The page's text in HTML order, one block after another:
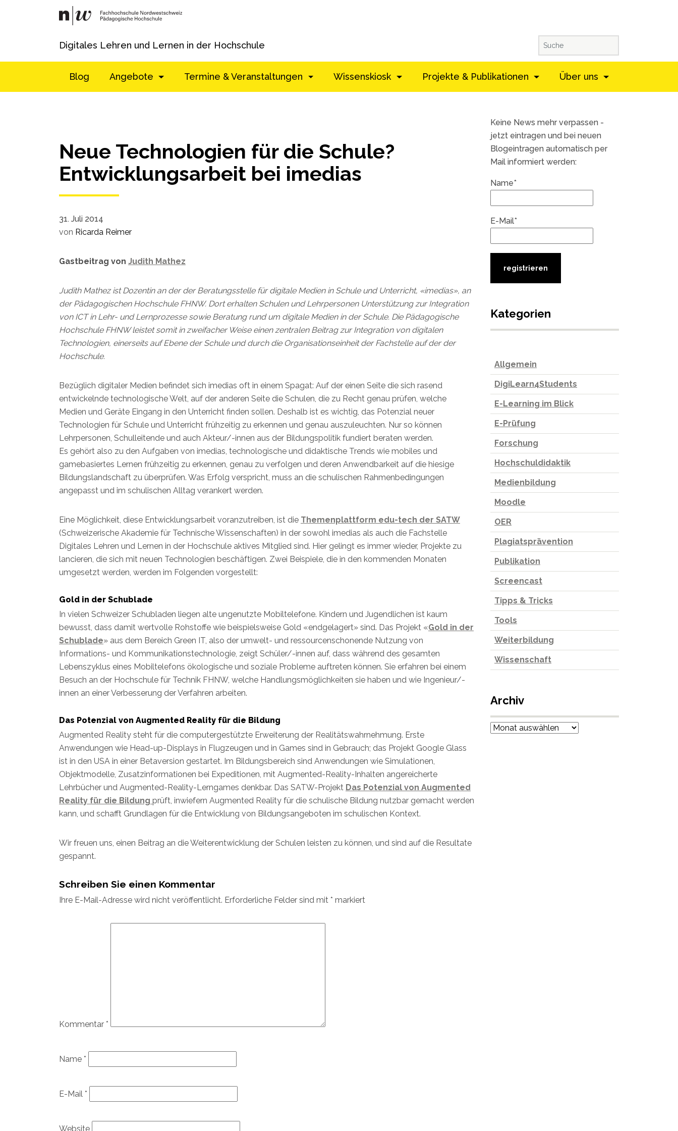
Digitales Lehren und Lernen in der Hochschule
Blog Angebote Termine & Veranstaltungen Wissenskiosk Projekte & Publikationen Über uns
Neue Technologien für die Schule?
Entwicklungsarbeit bei imedias
31. Juli 2014
von Ricarda Reimer
Gastbeitrag von Judith Mathez
Judith Mathez ist Dozentin an der der Beratungsstelle für digitale Medien in Schule und Unterricht, «imedias», an
derPädagogischen Hochschule FHNW. Dort erhalten Schulen und Lehrpersonen Unterstützung zur Integration
von ICT in Lehr- und Lernprozesse sowie Beratung rund um digitale Medien in der Schule. Die Pädagogische
Hochschule FHNW leistet somit in zweifacher Weise einen zentralen Beitrag zur Integration von digitalen
Technologien, einerseits auf Ebene der Schule und durch die Organisationseinheit der Fachstelle auf der der
Hochschule.
Bezüglich digitaler Medien befindet sich imedias oft in einem Spagat: Auf der einen Seite die sich rasend
entwickelnde technologische Welt, auf der anderen Seite die Schulen, die zu Recht genau prüfen, welche
Medien und Geräte Eingang in den Unterricht finden sollen. Deshalb ist es wichtig, das Potenzial neuer
Technologien für Schule und Unterricht frühzeitig zu erkennen und genau auszuleuchten. Nur so können
Lehrpersonen, Schulleitende und auch Akteur/-innen aus der Bildungspolitik fundiert beraten werden.
Es gehört also zu den Aufgaben von imedias, technologische und didaktische Trends wie mobiles und
gamebasiertes Lernen frühzeitig zu erkennen, genau zu verfolgen und deren Anwendbarkeit auf die hiesige
Bildungslandschaft zu überprüfen. Was Erfolg verspricht, muss an die schulischen Rahmenbedingungen
angepasst und im schulischen Alltag verankert werden.
Eine Möglichkeit, diese Entwicklungsarbeit voranzutreiben, ist die Themenplattform edu-tech der SATW
(Schweizerische Akademie für Technische Wissenschaften) in der sowohl imedias als auch die Fachstelle
Digitales Lehren und Lernen in der Hochschule aktives Mitglied sind. Hier gelingt es immer wieder, Projekte zu
lancieren, die sich mit neuen Technologien beschäftigen. Zwei Beispiele, die in den kommenden Monaten
umgesetzt werden, werden im Folgenden vorgestellt:
Gold in der Schublade
In vielen Schweizer Schubladen liegen alte ungenutzte Mobiltelefone. Kindern und Jugendlichen ist kaum
bewusst, dass damit wertvolle Rohstoffe wie beispielsweise Gold «endgelagert» sind. Das Projekt «Gold in der
Schublade» aus dem Bereich Green IT, also der umwelt- und ressourcenschonende Nutzung von
Informations- und Kommunikationstechnologie, zeigt Schüler/-innen auf, dass während des gesamten
Lebenszyklus eines Mobiltelefons ökologische und soziale Probleme auftreten können. Sie erfahren bei einem
Besuch an der Hochschule für Technik FHNW, welche Handlungsmöglichkeiten sie haben und wie Ingenieur/-
innen an einer Verbesserung der Verfahren arbeiten.
Das Potenzial von Augmented Reality für die Bildung
Augmented Reality steht für die computergestützte Erweiterung der Realitätswahrnehmung. Erste
Anwendungen wie Head-up-Displays in Flugzeugen und in Games sind in Gebrauch; das Projekt Google Glass
ist in den USA in einer Betaversion gestartet. Im Bildungsbereich sind Anwendungen wie Simulationen,
Objektmodelle, Zusatzinformationen bei Expeditionen, mit Augmented-Reality-Inhalten angereicherte
Lehrbücher und Augmented-Reality-Lerngames denkbar. Das SATW-Projekt Das Potenzial von Augmented
Reality für die Bildung prüft, inwiefern Augmented Reality für die schulische Bildung nutzbar gemacht werden
kann, und schafft Grundlagen für die Entwicklung von Bildungsangeboten im schulischen Kontext.
Wir freuen uns, einen Beitrag an die Weiterentwicklung der Schulen leisten zu können, und sind auf die Resultate
gespannt.
Schreiben Sie einen Kommentar
Ihre E-Mail-Adresse wird nicht veröffentlicht. Erforderliche Felder sind mit * markiert
Kommentar *
Name *
E-Mail *
Website
Keine News mehr verpassen -
jetzt eintragen und bei neuen
Blogeintragen automatisch per
Mail informiert werden:
Name*
E-Mail*
Kategorien
Allgemein
DigiLearn4Students
E-Learning im Blick
E-Prüfung
Forschung
Hochschuldidaktik
Medienbildung
Moodle
OER
Plagiatsprävention
Publikation
Screencast
Tipps & Tricks
Tools
Weiterbildung
Wissenschaft
Archiv
Archiv